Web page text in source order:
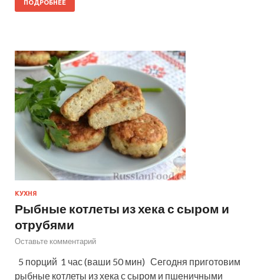
ПОДРОБНЕЕ
КУХНЯ
Рыбные котлеты из хека с сыром и
отрубями
Оставьте комментарий
5 порций 1 час (ваши 50 мин) Сегодня приготовим
рыбные котлеты из хека с сыром и пшеничными